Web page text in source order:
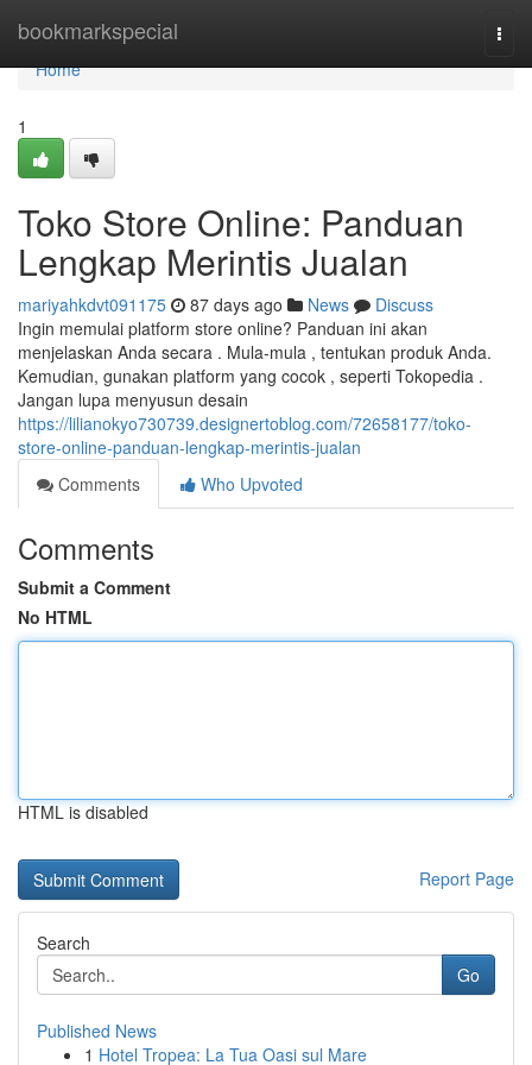
bookmarkspecial
Home
Home
1
Toko Store Online: Panduan
Lengkap Merintis Jualan
mariyahkdvt091175 87 days ago News
Discuss
Ingin memulai platform store online? Panduan ini akan
menjelaskan Anda secara . Mula-mula , tentukan produk Anda.
Kemudian, gunakan platform yang cocok , seperti Tokopedia .
Jangan lupa menyusun desain
https://lilianokyo730739.designertoblog.com/72658177/toko-
store-online-panduan-lengkap-merintis-jualan
Comments
Who Upvoted
Comments
Submit a Comment
No HTML
HTML is disabled
Report Page
Search
Go
Published News
1 Hotel Tropea: La Tua Oasi sul Mare